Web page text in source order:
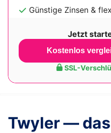
Günstige Zinsen &
Jetzt
Kostenlos
SSL-
Twyler —